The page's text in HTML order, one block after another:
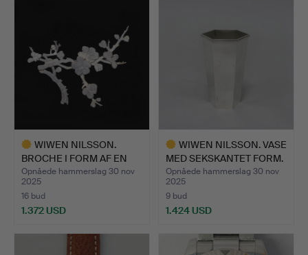
WIWEN NILSSON.
BROCHE I FORM AF EN
KIRSEBÆ…
Opnåede hammerslag 30 nov
2025
16 bud
1.372 USD
WIWEN NILSSON. VASE
MED SEKSKANTET FORM.
Opnåede hammerslag 30 nov
2025
9 bud
1.424 USD
genstand